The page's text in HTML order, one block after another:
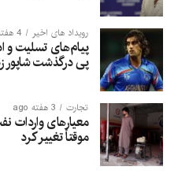
رویداد های اخیر 4 هفته ago
پیام‌های تسلیت و
پی درگذشت شاپور
تجارت 3 هفته ago
معیارهای واردات
موقتاً تغییر کرد